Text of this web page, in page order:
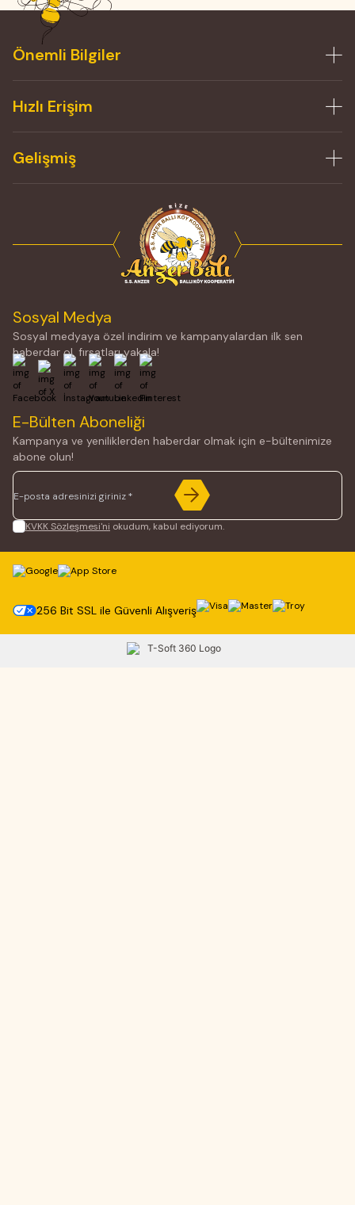
Önemli Bilgiler
Hızlı Erişim
Gelişmiş
Sosyal Medya
Sosyal medyaya özel indirim ve kampanyalardan ilk sen
haberdar ol, fırsatları yakala!
Facebook
X İnstagramYoutubeLinkedin
E-Bülten Aboneliği
Kampanya ve yeniliklerden haberdar olmak için e-bültenimize
abone olun!
KVKK Sözleşmesi'ni okudum, kabul ediyorum.
256 Bit SSL ile Güvenli Alışveriş